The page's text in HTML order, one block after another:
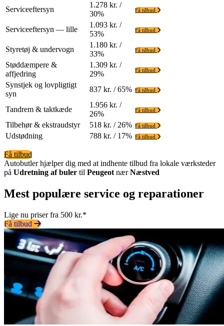
Serviceeftersyn
1.278 kr. /
30%
Få tilbud
Serviceeftersyn — lille
1.093 kr. /
53%
Få tilbud
Styretøj & undervogn
1.180 kr. /
33%
Få tilbud
Støddæmpere &
affjedring
1.309 kr. /
29%
Få tilbud
Synstjek og lovpligtigt
syn
837 kr. / 65% Få tilbud
Tandrem & taktkæde
1.956 kr. /
26%
Få tilbud
Tilbehør & ekstraudstyr 518 kr. / 26% Få tilbud
Udstødning 788 kr. / 17% Få tilbud
Få tilbud
Autobutler hjælper dig med at indhente tilbud fra lokale værksteder
på Udretning af buler til PeugeotnærNæstved
Mest populære service og reparationer
Lige nu priser fra 500 kr.*
Få tilbud